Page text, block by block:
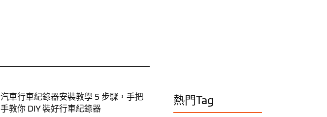
汽車行車紀錄器安裝教學 5 步驟，手把
手教你 DIY 裝好行車紀錄器
熱門Tag